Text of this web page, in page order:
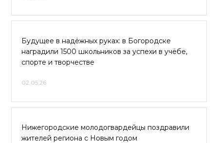
Будущее в надёжных руках: в Богородске
наградили 1500 школьников за успехи в учёбе,
спорте и творчестве
02.05.26
Нижегородские молодогвардейцы поздравили
жителей региона с Новым годом